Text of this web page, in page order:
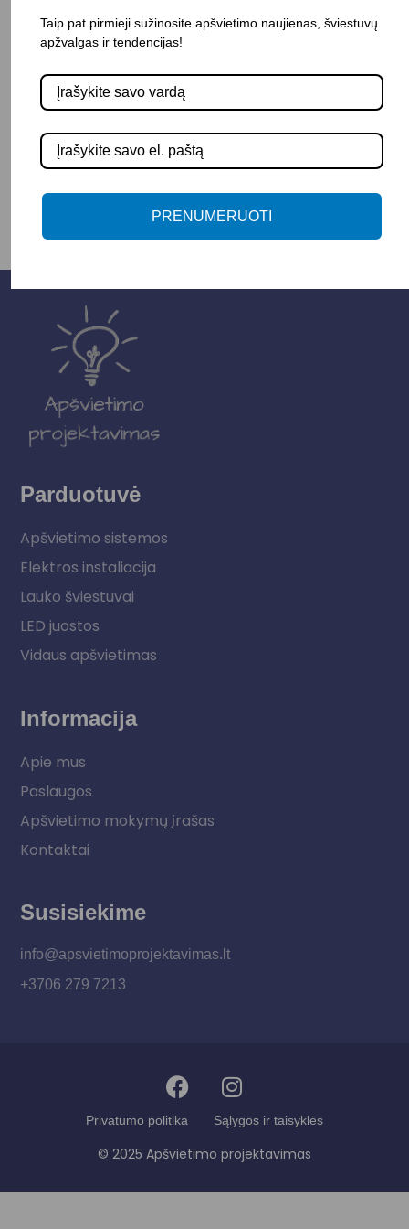
Pasirinkite savybę
+ Į KREPŠELĮ
Parduotuvė
Apšvietimo sistemos
Elektros instaliacija
Lauko šviestuvai
LED juostos
Vidaus apšvietimas
Informacija
Apie mus
Paslaugos
Apšvietimo mokymų įrašas
Kontaktai
Susisiekime
info@apsvietimoprojektavimas.lt
+3706 279 7213
Privatumo politika Sąlygos ir taisyklės
© 2025 Apšvietimo projektavimas
Taip pat pirmieji sužinosite apšvietimo naujienas, šviestuvų
apžvalgas ir tendencijas!
PRENUMERUOTI